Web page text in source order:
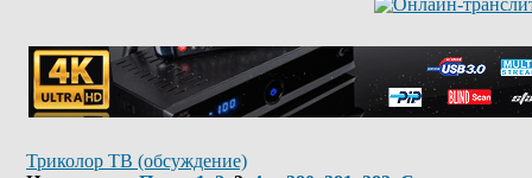
Триколор ТВ (обсуждение)